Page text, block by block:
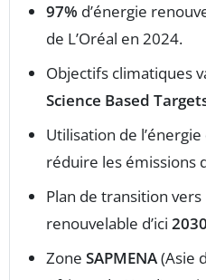
97% d’énergie
de L’Oréal en 2024.
Objectifs climatiques
Science Based
Utilisation de l’énergie
réduire les émissions
Plan de transition vers
renouvelable d’ici 2030
Zone SAPMENA(Asie